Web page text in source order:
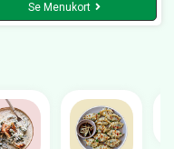
Se Menukort